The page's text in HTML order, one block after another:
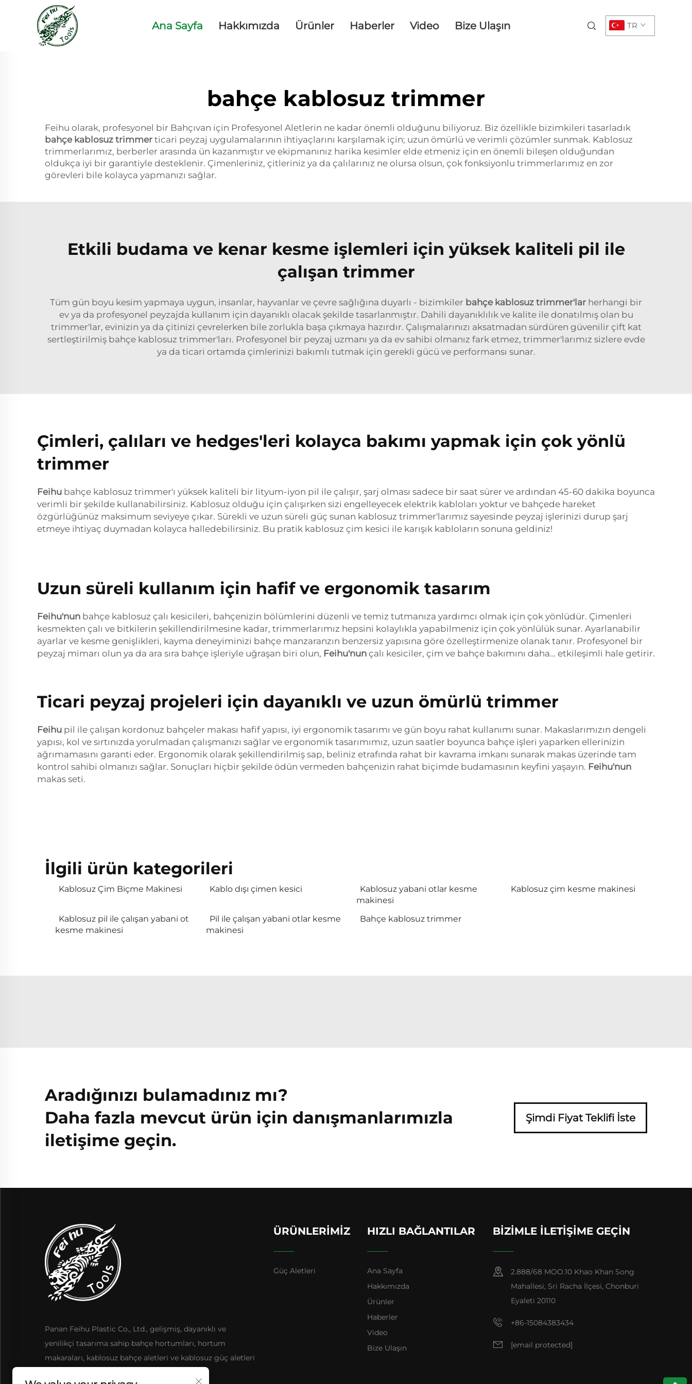
Ana Sayfa Hakkımızda Ürünler Haberler Video Bize Ulaşın TR
bahçe kablosuz trimmer
Feihu olarak, profesyonel bir Bahçıvan için Profesyonel Aletlerin ne kadar önemli olduğunu biliyoruz. Biz özellikle bizimkileri tasarladık
bahçe kablosuz trimmer ticari peyzaj uygulamalarının ihtiyaçlarını karşılamak için; uzun ömürlü ve verimli çözümler sunmak. Kablosuz
trimmerlarımız, berberler arasında ün kazanmıştır ve ekipmanınız harika kesimler elde etmeniz için en önemli bileşen olduğundan
oldukça iyi bir garantiyle desteklenir. Çimenleriniz, çitleriniz ya da çalılarınız ne olursa olsun, çok fonksiyonlu trimmerlarımız en zor
görevleri bile kolayca yapmanızı sağlar.
Etkili budama ve kenar kesme işlemleri için yüksek kaliteli pil ile
çalışan trimmer
Tüm gün boyu kesim yapmaya uygun, insanlar, hayvanlar ve çevre sağlığına duyarlı - bizimkiler bahçe kablosuz trimmer'lar herhangi bir
ev ya da profesyonel peyzajda kullanım için dayanıklı olacak şekilde tasarlanmıştır. Dahili dayanıklılık ve kalite ile donatılmış olan bu
trimmer'lar, evinizin ya da çitinizi çevrelerken bile zorlukla başa çıkmaya hazırdır. Çalışmalarınızı aksatmadan sürdüren güvenilir çift kat
sertleştirilmiş bahçe kablosuz trimmer'ları. Profesyonel bir peyzaj uzmanı ya da ev sahibi olmanız fark etmez, trimmer'larımız sizlere evde
ya da ticari ortamda çimlerinizi bakımlı tutmak için gerekli gücü ve performansı sunar.
Çimleri, çalıları ve hedges'leri kolayca bakımı yapmak için çok yönlü
trimmer
Feihu bahçe kablosuz trimmer'ı yüksek kaliteli bir lityum-iyon pil ile çalışır, şarj olması sadece bir saat sürer ve ardından 45-60 dakika boyunca
verimli bir şekilde kullanabilirsiniz. Kablosuz olduğu için çalışırken sizi engelleyecek elektrik kabloları yoktur ve bahçede hareket
özgürlüğünüz maksimum seviyeye çıkar. Sürekli ve uzun süreli güç sunan kablosuz trimmer'larımız sayesinde peyzaj işlerinizi durup şarj
etmeye ihtiyaç duymadan kolayca halledebilirsiniz. Bu pratik kablosuz çim kesici ile karışık kabloların sonuna geldiniz!
Uzun süreli kullanım için hafif ve ergonomik tasarım
Feihu'nun bahçe kablosuz çalı kesicileri, bahçenizin bölümlerini düzenli ve temiz tutmanıza yardımcı olmak için çok yönlüdür. Çimenleri
kesmekten çalı ve bitkilerin şekillendirilmesine kadar, trimmerlarımız hepsini kolaylıkla yapabilmeniz için çok yönlülük sunar. Ayarlanabilir
ayarlar ve kesme genişlikleri, kayma deneyiminizi bahçe manzaranzın benzersiz yapısına göre özelleştirmenize olanak tanır. Profesyonel bir
peyzaj mimarı olun ya da ara sıra bahçe işleriyle uğraşan biri olun, Feihu'nun çalı kesiciler, çim ve bahçe bakımını daha… etkileşimli hale getirir.
Ticari peyzaj projeleri için dayanıklı ve uzun ömürlü trimmer
Feihu pil ile çalışan kordonuz bahçeler makası hafif yapısı, iyi ergonomik tasarımı ve gün boyu rahat kullanımı sunar. Makaslarımızın dengeli
yapısı, kol ve sırtınızda yorulmadan çalışmanızı sağlar ve ergonomik tasarımımız, uzun saatler boyunca bahçe işleri yaparken ellerinizin
ağrımamasını garanti eder. Ergonomik olarak şekillendirilmiş sap, beliniz etrafında rahat bir kavrama imkanı sunarak makas üzerinde tam
kontrol sahibi olmanızı sağlar. Sonuçları hiçbir şekilde ödün vermeden bahçenizin rahat biçimde budamasının keyfini yaşayın. Feihu'nun
makas seti.
İlgili ürün kategorileri
Kablosuz Çim Biçme Makinesi Kablo dışı çimen kesici
Kablosuz yabani otlar kesme
makinesi
Kablosuz çim kesme makinesi
Kablosuz pil ile çalışan yabani ot
kesme makinesi
Pil ile çalışan yabani otlar kesme
makinesi
Bahçe kablosuz trimmer
Aradığınızı bulamadınız mı?
Daha fazla mevcut ürün için danışmanlarımızla
iletişime geçin.
Şimdi Fiyat Teklifi İste
Panan Feihu Plastic Co., Ltd., gelişmiş, dayanıklı ve
yenilikçi tasarıma sahip bahçe hortumları, hortum
makaraları, kablosuz bahçe aletleri ve kablosuz güç aletleri
ÜRÜNLERIMIZ
Güç Aletleri
HIZLI BAĞLANTILAR
Ana Sayfa
Hakkımızda
Ürünler
Haberler
Video
Bize Ulaşın
BIZIMLE İLETIŞIME GEÇIN
2.888/68 MOO.10 Khao Khan Song
Mahallesi, Sri Racha İlçesi, Chonburi
Eyaleti 20110
+86-15084383434
[email protected]